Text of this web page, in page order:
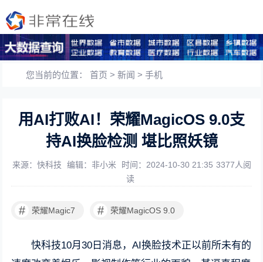
您当前的位置：首页 >新闻 >手机
用AI打败AI！荣耀MagicOS 9.0支
持AI换脸检测 堪比照妖镜
来源：快科技 编辑：非小米 时间：2024-10-30 21:35 3377人阅
读
# 荣耀Magic7 # 荣耀MagicOS 9.0
快科技10月30日消息，AI换脸技术正以前所未有的